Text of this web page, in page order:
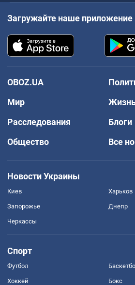
Загружайте наше приложение
OBOZ.UA
Мир
Расследования
Блоги
Общество
Все
Новости Украины
Киев Харьков
Запорожье Днепр
Черкассы
Спорт
Футбол
Хоккей Бокс